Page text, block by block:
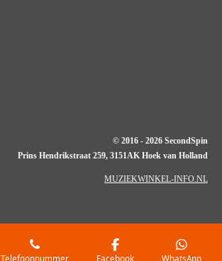
© 2016 - 2026 SecondSpin
Prins Hendrikstraat 259, 3151AK Hoek van Holland
MUZIEKWINKEL-INFO.NL
Telefoonnummer Facebook WhatsApp